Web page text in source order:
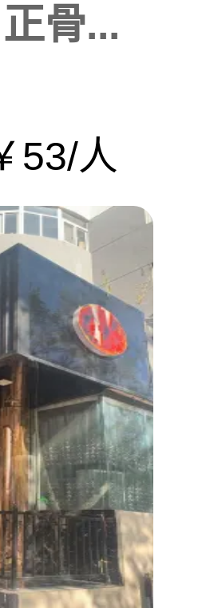
骨...
53/人